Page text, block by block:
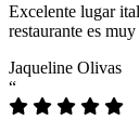
Excelente lugar
restaurante es
Jaqueline Olivas
“